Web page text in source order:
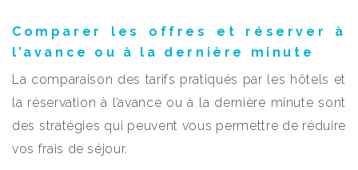
Comparer les offres et réserver à
l’avance ou à la dernière minute
La comparaison des tarifs pratiqués par les hôtels et
la réservation à l’avance ou à la dernière minute sont
des stratégies qui peuvent vous permettre de réduire
vos frais de séjour.